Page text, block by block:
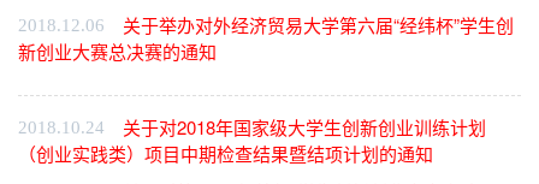
2018.12.06
关于举办对外经济贸易大学第六届“经纬杯”学生创
新创业大赛总决赛的通知
2018.10.24
关于对2018年国家级大学生创新创业训练计划
（创业实践类）项目中期检查结果暨结项计划的通知